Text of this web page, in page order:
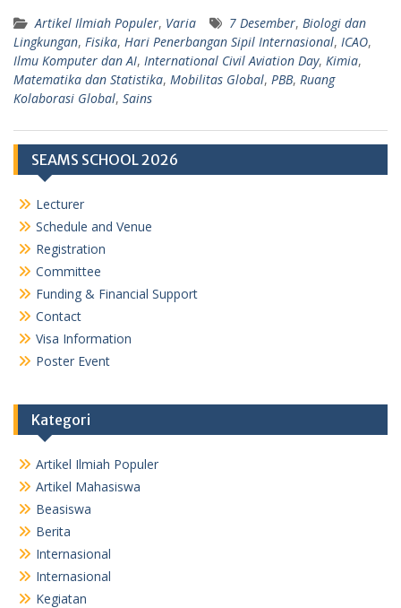
Artikel Ilmiah Populer, Varia 7 Desember, Biologi dan
Lingkungan, Fisika, Hari Penerbangan Sipil Internasional, ICAO,
Ilmu Komputer dan AI, International Civil Aviation Day, Kimia,
Matematika dan Statistika, Mobilitas Global, PBB, Ruang
Kolaborasi Global, Sains
SEAMS SCHOOL 2026
Lecturer
Schedule and Venue
Registration
Committee
Funding & Financial Support
Contact
Visa Information
Poster Event
Kategori
Artikel Ilmiah Populer
Artikel Mahasiswa
Beasiswa
Berita
Internasional
Internasional
Kegiatan